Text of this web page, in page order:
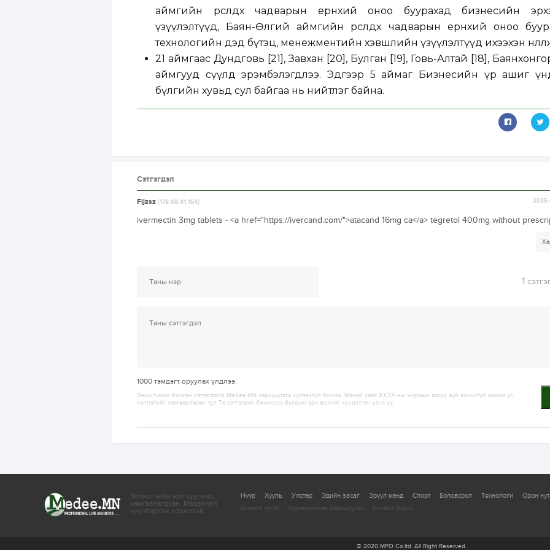
аймгийн өрсөлдөх чадварын ерөнхий оноо буурахад бизнесийн
үзүүлэлтүүд, Баян-Өлгий аймгийн өрсөлдөх чадварын ерөнхий оноо
технологийн дэд бүтэц, менежментийн хэвшлийн үзүүлэлтүүд ихээхэн
21 аймгаас Дундговь [21], Завхан [20], Булган [19], Говь-Алтай [18],
аймгууд сүүлд эрэмбэлэгдлээ. Эдгээр 5 аймаг Бизнесийн үр ашиг
бүлгийн хувьд сул байгаа нь нийтлэг байна.
Сэтгэгдэл
Fijzsz [178.68.41.154]
ivermectin 3mg tablets - <a href="https://ivercand.com/">atacand 16mg ca</a> tegretol 400mg without
1
1000 тэмдэгт оруулах үлдлээ.
Уншигчдын бичсэн сэтгэгдэлд Medee.MN хариуцлага хүлээхгүй болно. Манай сайт ХХЗХ-ны журмын дагуу зүй зохисгүй зарим үг,
хэллэгийг хязгаарласан тул Та сэтгэгдэл бичихдээ бусдын эрх ашгийг хүндэтгэн үзнэ үү.
Зохиогчийн эрх хуулиар
хамгаалагдсан. Мэдээлэл
хуулбарлах хориотой.
Нүүр Хууль Улстөр Эдийн засаг Эрүүл мэнд Спорт Боловсрол Технологи Орон
Бидний тухай Сурталчилгаа байршуулах Холбоо барих
© 2020 MPO Co.ltd. All Right Reserved.